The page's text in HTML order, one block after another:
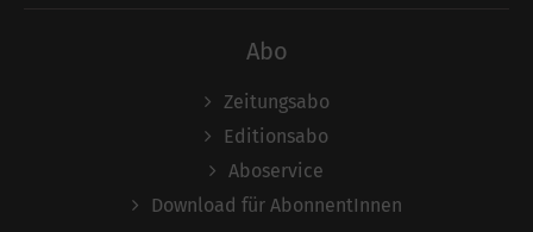
Abo
Zeitungsabo
Editionsabo
Aboservice
Download für AbonnentInnen